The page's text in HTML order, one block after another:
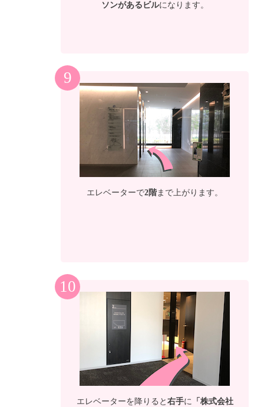
ソンがあるビルになります。
9
エレベーターで2階まで上がります。
10
エレベーターを降りると 右手に 「株式会社